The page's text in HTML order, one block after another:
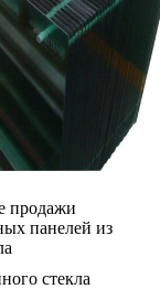
продажи
панелей из
стекла